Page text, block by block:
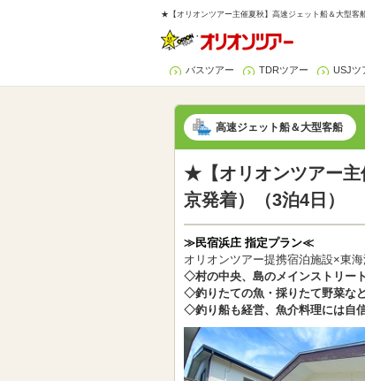
★【オリオンツアー主催夏秋】高速ジェット船＆大型客
バスツアー TDRツアー USJツ
高速ジェット船＆大型客船
★【オリオンツアー主
京発着）（3泊4日）
≫民宿浜庄 指定プラン≪
オリオンツアー提携宿泊施設×東
◇村の中央、島のメインストリー
◇釣りたての魚・採りたて野菜な
◇釣り船も経営、魚介料理には自